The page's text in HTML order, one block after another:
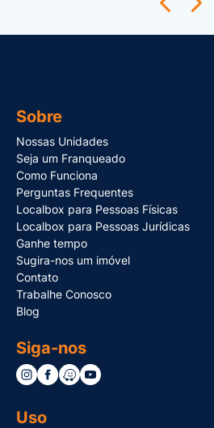
Sobre
Nossas Unidades
Seja um Franqueado
Como Funciona
Perguntas Frequentes
Localbox para Pessoas Físicas
Localbox para Pessoas Jurídicas
Ganhe tempo
Sugira-nos um imóvel
Contato
Trabalhe Conosco
Blog
Siga-nos
Uso